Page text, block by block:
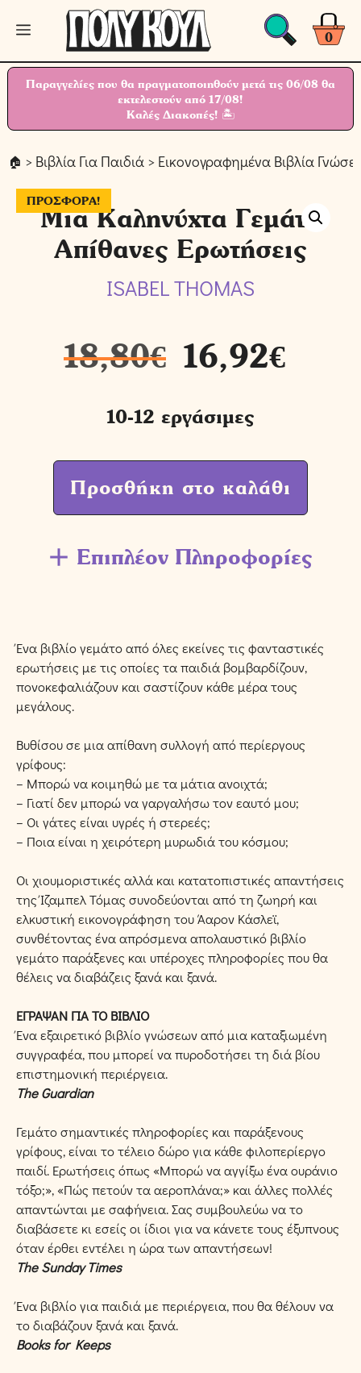
Μετάβαση
περιεχόμενο
0
Μενού
Παραγγελίες που θα πραγματοποιηθούν μετά τις 06/08 θα
εκτελεστούν από 17/08!
Καλές Διακοπές! 🏝
> Βιβλία Για Παιδιά > Εικονογραφημένα Βιβλία
ΠΡΟΣΦΟΡΆ!
Μια Καληνύχτα Γεμάτη
Απίθανες Ερωτήσεις
ISABEL THOMAS
18,80€ 16,92€
10-12 εργάσιμες
Προσθήκη στο καλάθι
Επιπλέον Πληροφορίες
Ένα βιβλίο γεμάτο από όλες εκείνες τις φανταστικές
ερωτήσεις με τις οποίες τα παιδιά βομβαρδίζουν,
πονοκεφαλιάζουν και σαστίζουν κάθε μέρα τους
μεγάλους.
Βυθίσου σε μια απίθανη συλλογή από περίεργους
γρίφους:
– Μπορώ να κοιμηθώ με τα μάτια ανοιχτά;
– Γιατί δεν μπορώ να γαργαλήσω τον εαυτό μου;
– Οι γάτες είναι υγρές ή στερεές;
– Ποια είναι η χειρότερη μυρωδιά του κόσμου;
Οι χιουμοριστικές αλλά και κατατοπιστικές απαντήσεις
της Ίζαμπελ Τόμας συνοδεύονται από τη ζωηρή και
ελκυστική εικονογράφηση του Άαρον Κάσλεϊ,
συνθέτοντας ένα απρόσμενα απολαυστικό βιβλίο
γεμάτο παράξενες και υπέροχες πληροφορίες που θα
θέλεις να διαβάζεις ξανά και ξανά.
ΕΓΡΑΨΑΝ ΓΙΑ ΤΟ ΒΙΒΛΙΟ
Ένα εξαιρετικό βιβλίο γνώσεων από μια καταξιωμένη
συγγραφέα, που μπορεί να πυροδοτήσει τη διά βίου
επιστημονική περιέργεια.
The Guardian
Γεμάτο σημαντικές πληροφορίες και παράξενους
γρίφους, είναι το τέλειο δώρο για κάθε φιλοπερίεργο
παιδί. Ερωτήσεις όπως «Μπορώ να αγγίξω ένα ουράνιο
τόξο;», «Πώς πετούν τα αεροπλάνα;» και άλλες πολλές
απαντώνται με σαφήνεια. Σας συμβουλεύω να το
διαβάσετε κι εσείς οι ίδιοι για να κάνετε τους έξυπνους
όταν έρθει εντέλει η ώρα των απαντήσεων!
The Sunday Times
Ένα βιβλίο για παιδιά με περιέργεια, που θα θέλουν να
το διαβάζουν ξανά και ξανά.
Books for Keeps